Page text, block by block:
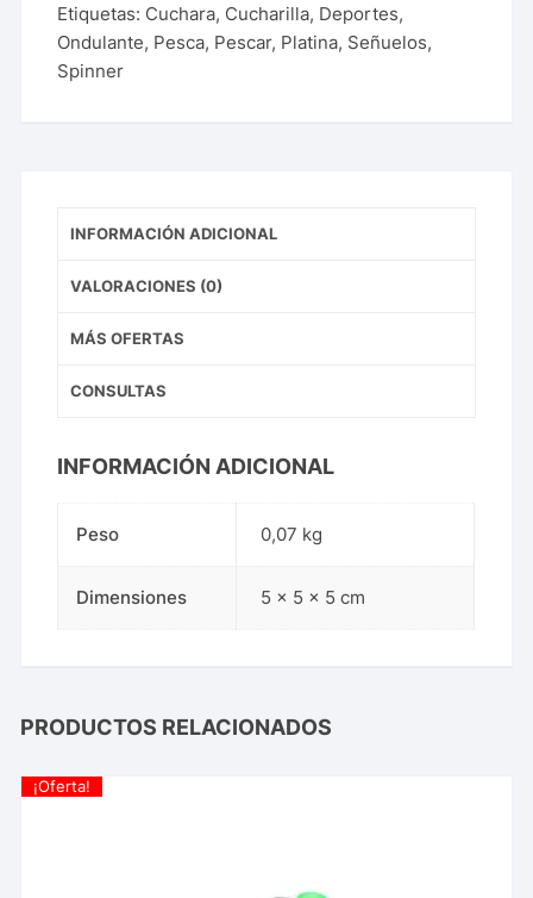
Etiquetas: Cuchara, Cucharilla, Deportes,
Ondulante, Pesca, Pescar, Platina, Señuelos,
Spinner
INFORMACIÓN ADICIONAL
VALORACIONES (0)
MÁS OFERTAS
CONSULTAS
INFORMACIÓN ADICIONAL
Peso 0,07 kg
Dimensiones 5 × 5 × 5 cm
PRODUCTOS RELACIONADOS
¡Oferta!